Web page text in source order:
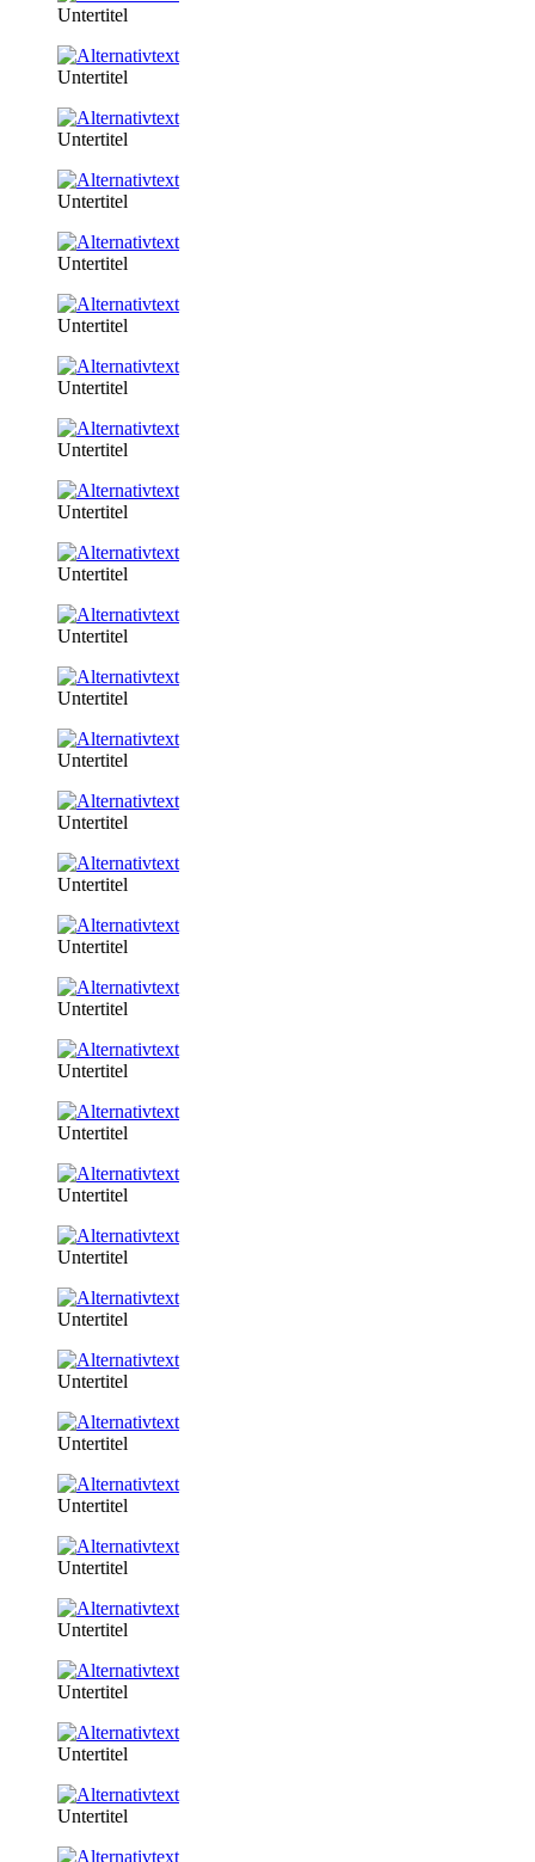
Untertitel
Untertitel
Untertitel
Untertitel
Untertitel
Untertitel
Untertitel
Untertitel
Untertitel
Untertitel
Untertitel
Untertitel
Untertitel
Untertitel
Untertitel
Untertitel
Untertitel
Untertitel
Untertitel
Untertitel
Untertitel
Untertitel
Untertitel
Untertitel
Untertitel
Untertitel
Untertitel
Untertitel
Untertitel
Untertitel